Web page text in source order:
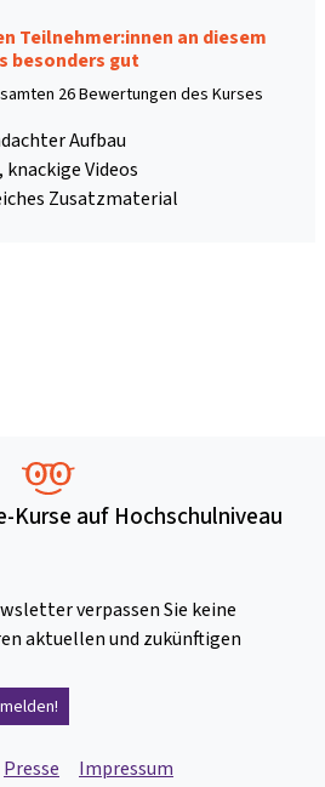
Teilnehmer:innen an diesem
besonders gut
26 Bewertungen des Kurses
Aufbau
knackige Videos
Zusatzmaterial
Kurse auf Hochschulniveau
verpassen Sie keine
aktuellen und zukünftigen
Presse Impressum